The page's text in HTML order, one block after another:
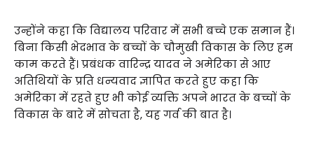
उन्होंने कहा कि विद्यालय परिवार में सभी बच्चे एक समान हैं।
बिना किसी भेदभाव के बच्चों के चौमुखी विकास के लिए हम
काम करते हैं। प्रबंधक वारिन्द्र यादव ने अमेरिका से आए
अतिथियों के प्रति धन्यवाद ज्ञापित करते हुए कहा कि
अमेरिका में रहते हुए भी कोई व्यक्ति अपने भारत के बच्चों के
विकास के बारे में सोचता है, यह गर्व की बात है।